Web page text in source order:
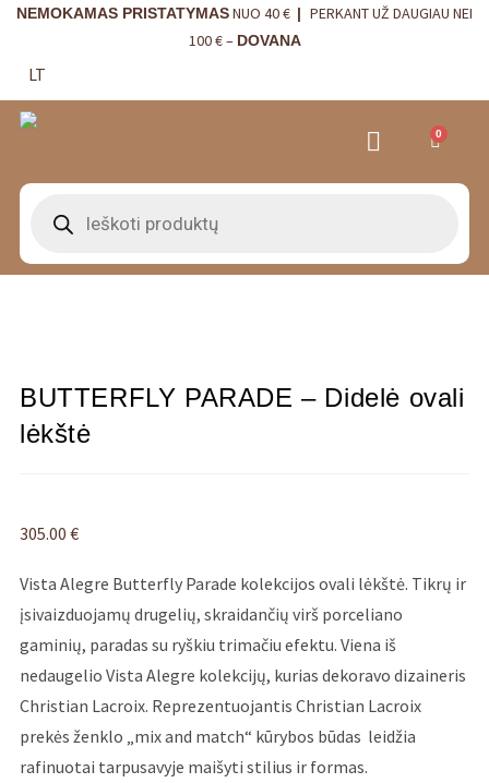
NEMOKAMAS PRISTATYMASNUO 40 € | PERKANT UŽ DAUGIAU NEI
100 € – DOVANA
LT
0
BUTTERFLY PARADE – Didelė ovali
lėkštė
305.00€
Vista Alegre Butterfly Parade kolekcijos ovali lėkštė. Tikrų ir
įsivaizduojamų drugelių, skraidančių virš porceliano
gaminių, paradas su ryškiu trimačiu efektu. Viena iš
nedaugelio Vista Alegre kolekcijų, kurias dekoravo dizaineris
Christian Lacroix. Reprezentuojantis Christian Lacroix
prekės ženklo „mix and match“ kūrybos būdas leidžia
rafinuotai tarpusavyje maišyti stilius ir formas.